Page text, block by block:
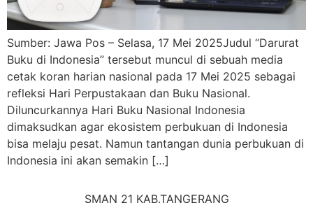
Sumber: Jawa Pos – Selasa, 17 Mei 2025Judul “Darurat
Buku di Indonesia” tersebut muncul di sebuah media
cetak koran harian nasional pada 17 Mei 2025 sebagai
refleksi Hari Perpustakaan dan Buku Nasional.
Diluncurkannya Hari Buku Nasional Indonesia
dimaksudkan agar ekosistem perbukuan di Indonesia
bisa melaju pesat. Namun tantangan dunia perbukuan di
Indonesia ini akan semakin […]
SMAN 21 KAB.TANGERANG